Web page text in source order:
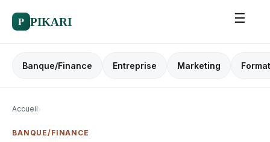
P PIKARI ☰
Banque/Finance Entreprise Marketing
Accueil›
BANQUE/FINANCE